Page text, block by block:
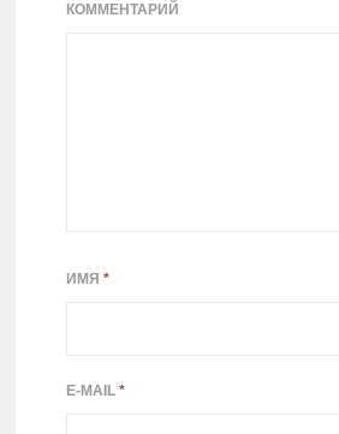
КОММЕНТАРИЙ
ИМЯ *
E-MAIL *